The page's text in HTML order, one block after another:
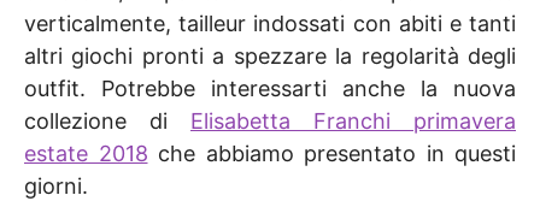
verticalmente, tailleur indossati con abiti e tanti
altri giochi pronti a spezzare la regolarità degli
outfit. Potrebbe interessarti anche la nuova
collezione di Elisabetta Franchi primavera
estate 2018 che abbiamo presentato in questi
giorni.